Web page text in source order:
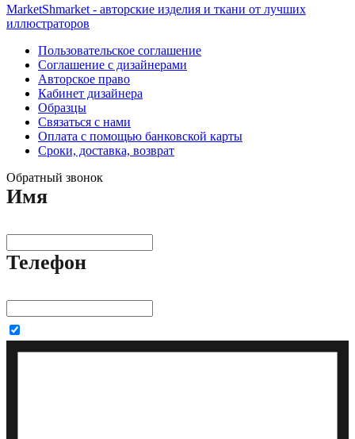
MarketShmarket - авторские изделия и ткани от лучших
иллюстраторов
Пользовательское соглашение
Соглашение с дизайнерами
Авторское право
Кабинет дизайнера
Образцы
Связаться с нами
Оплата с помощью банковской карты
Сроки, доставка, возврат
Обратный звонок
Имя
Телефон